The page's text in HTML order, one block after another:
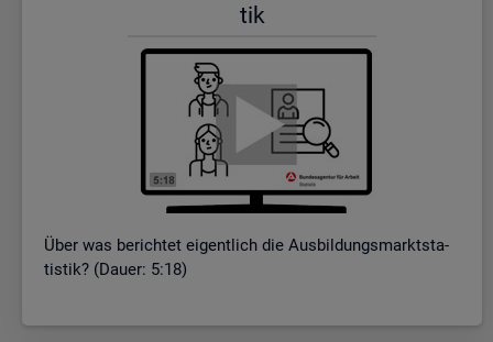
tik
Über was be­rich­tet ei­gent­lich die Aus­bil­dungs­markt­sta­
tis­tik? (Dauer: 5:18)